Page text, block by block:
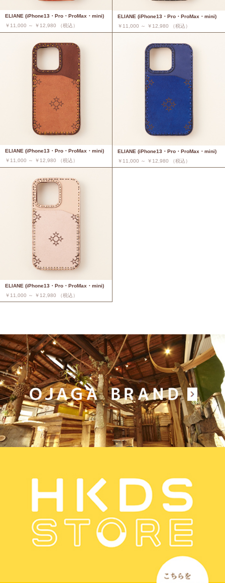
ELIANE (iPhone13・Pro・ProMax・mini)
￥11,000 ～ ￥12,980 （税込）
ELIANE (iPhone13・Pro・ProMax・mini)
￥11,000 ～ ￥12,980 （税込）
ELIANE (iPhone13・Pro・ProMax・mini)
￥11,000 ～ ￥12,980 （税込）
ELIANE (iPhone13・Pro・ProMax・mini)
￥11,000 ～ ￥12,980 （税込）
ELIANE (iPhone13・Pro・ProMax・mini)
￥11,000 ～ ￥12,980 （税込）